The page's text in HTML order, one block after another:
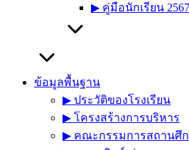
▶︎ คู่มือนักเรียน 2567
ข้อมูลพื้นฐาน
▶︎ ประวัติของโรงเรียน
▶︎ โครงสร้างการบริหาร
▶︎ คณะกรรมการสถานศึ